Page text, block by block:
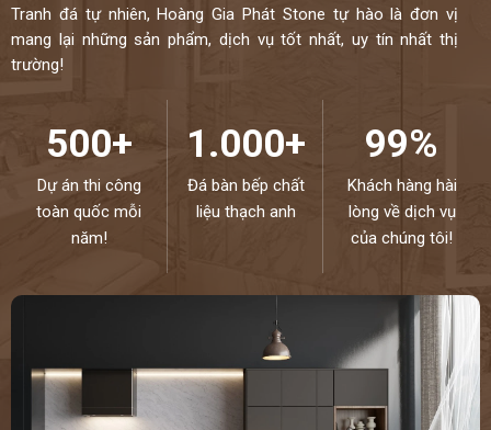
Tranh đá tự nhiên, Hoàng Gia Phát Stone tự hào là đơn vị
mang lại những sản phẩm, dịch vụ tốt nhất, uy tín nhất thị
trường!
500+
Dự án thi công
toàn quốc mỗi
năm!
1.000+
Đá bàn bếp chất
liệu thạch anh
99%
Khách hàng hài
lòng về dịch vụ
của chúng tôi!